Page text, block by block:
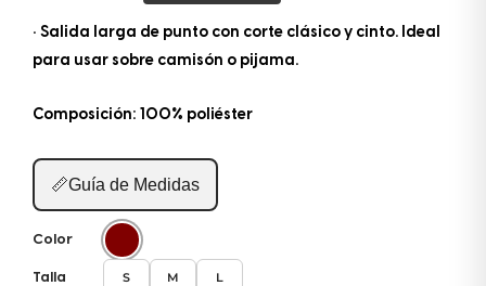
• Salida larga de punto con corte clásico y cinto. Ideal
para usar sobre camisón o pijama.
Composición: 100% poliéster
📏Guía de Medidas
Color
Talla S M L